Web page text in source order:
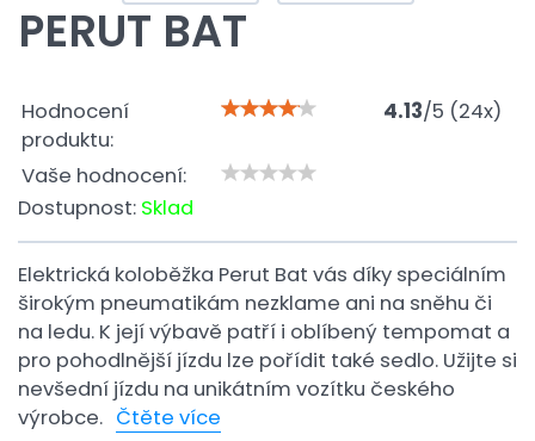
PERUT BAT
Hodnocení
produktu:
4.13/5 (24x)
Vaše hodnocení:
Dostupnost: Sklad
Elektrická koloběžka Perut Bat vás díky speciálním
širokým pneumatikám nezklame ani na sněhu či
na ledu. K její výbavě patří i oblíbený tempomat a
pro pohodlnější jízdu lze pořídit také sedlo. Užijte si
nevšední jízdu na unikátním vozítku českého
výrobce. Čtěte více